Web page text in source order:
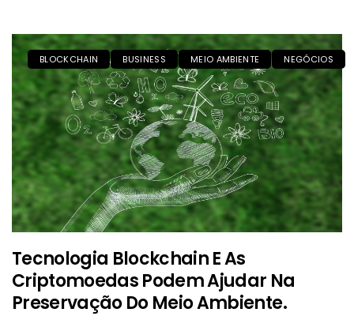
BLOCKCHAIN BUSINESS MEIO AMBIENTE NEGÓCIOS
Tecnologia Blockchain E As
Criptomoedas Podem Ajudar Na
Preservação Do Meio Ambiente.